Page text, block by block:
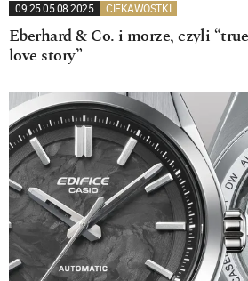
09:25 05.08.2025 CIEKAWOSTKI
Eberhard & Co. i morze, czyli
love story”